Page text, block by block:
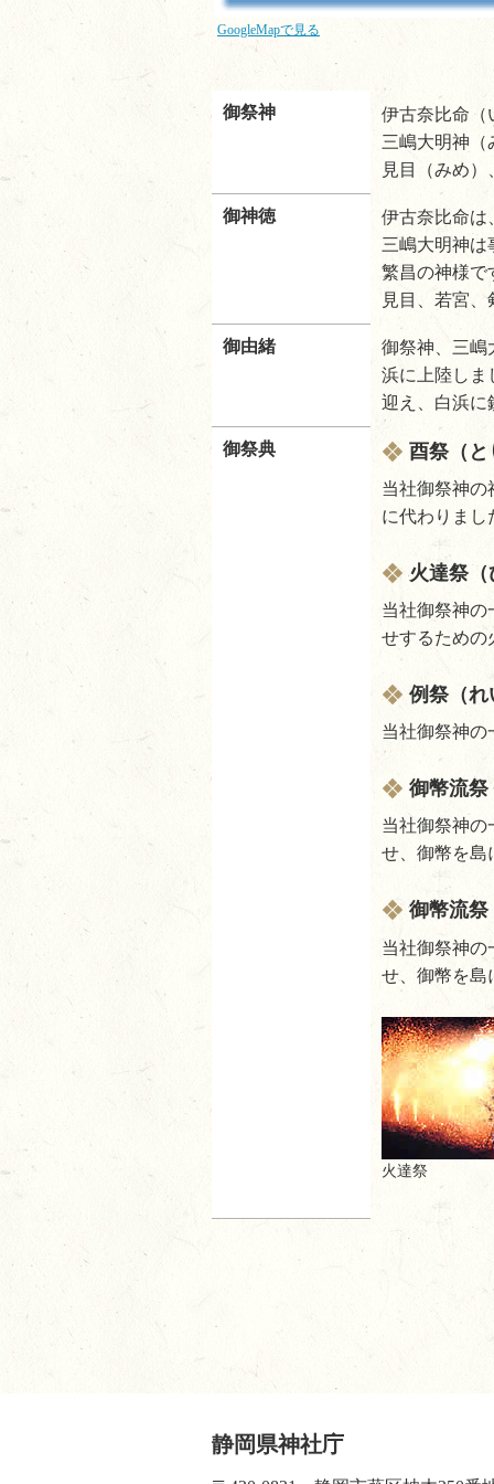
GoogleMapで見る
御祭神
伊古奈比命（
三嶋大明神（
見目（みめ
御神徳
伊古奈比命は
三嶋大明神は
繁昌の神様で
見目、若宮
御由緒
御祭神、三嶋
浜に上陸しま
迎え、白浜に
御祭典 酉祭（
当社御祭神の
に代わりまし
火達祭
当社御祭神の
せするための
例祭（
当社御祭神の
御幣流
当社御祭神の
せ、御幣を島
御幣流
当社御祭神の
せ、御幣を島
火達祭
静岡県神社庁